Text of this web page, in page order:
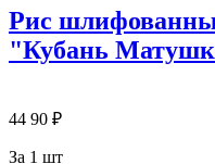
Рис
"Кубань
44 90 ₽
За 1 шт